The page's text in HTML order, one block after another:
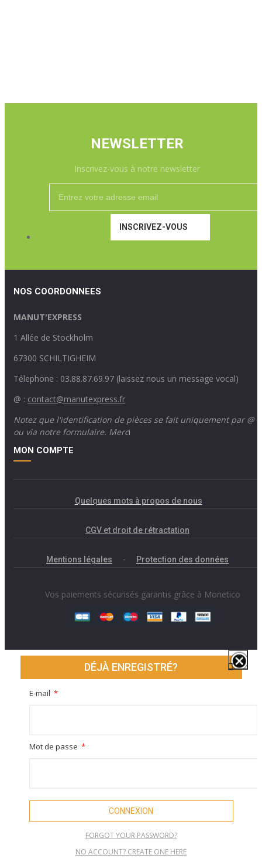
NEWSLETTER
Inscrivez-vous à notre newsletter
INSCRIVEZ-VOUS
NOS COORDONNEES
MANUT'EXPRESS
1 Allée de Stockholm
67300 SCHILTIGHEIM
Télephone : 03.88.87.69.97 (laissez nous un message vocal)
@ : contact@manutexpress.fr
Notez que l'identification de pièces se fait uniquement par @
ou via notre formulaire. Merci
MON COMPTE
Quelques mots à propos de nous
CGV et droit de rétractation
Mentions légales - Protection des données
Vos paiements sécurisés garantis grâce à Monetico
DÉJÀ ENREGISTRÉ?
E-mail
Mot de passe
CONNEXION
FORGOT YOUR PASSWORD?
NO ACCOUNT? CREATE ONE HERE